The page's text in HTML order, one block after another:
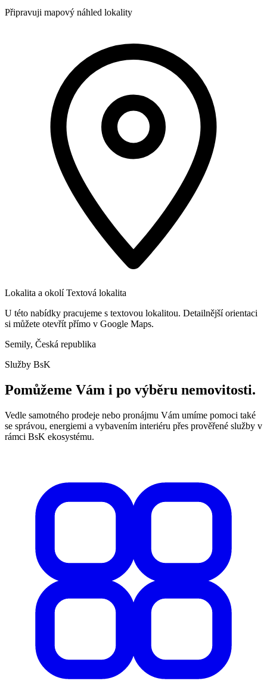
Připravuji mapový náhled lokality
Lokalita a okolí Textová lokalita
U této nabídky pracujeme s textovou lokalitou. Detailnější orientaci
si můžete otevřít přímo v Google Maps.
Semily, Česká republika
Služby BsK
Pomůžeme Vám i po výběru nemovitosti.
Vedle samotného prodeje nebo pronájmu Vám umíme pomoci také
se správou, energiemi a vybavením interiéru přes prověřené služby v
rámci BsK ekosystému.